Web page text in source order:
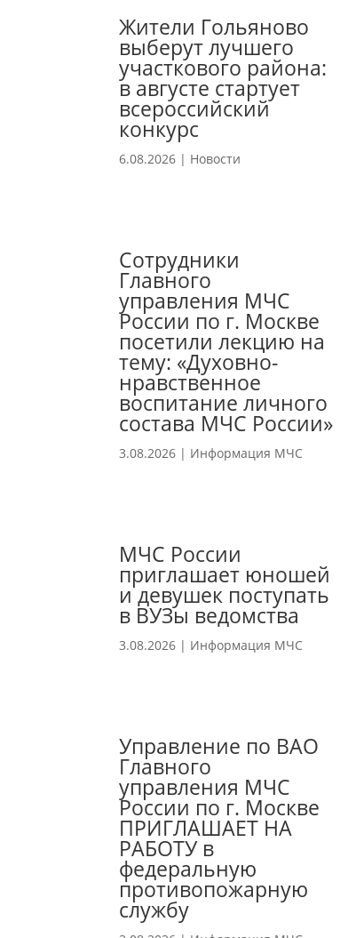
Жители Гольяново
выберут лучшего
участкового района:
в августе стартует
всероссийский
конкурс
6.08.2026 | Новости
Сотрудники
Главного
управления МЧС
России по г. Москве
посетили лекцию на
тему: «Духовно-
нравственное
воспитание личного
состава МЧС России»
3.08.2026 | Информация МЧС
МЧС России
приглашает юношей
и девушек поступать
в ВУЗы ведомства
3.08.2026 | Информация МЧС
Управление по ВАО
Главного
управления МЧС
России по г. Москве
ПРИГЛАШАЕТ НА
РАБОТУ в
федеральную
противопожарную
службу